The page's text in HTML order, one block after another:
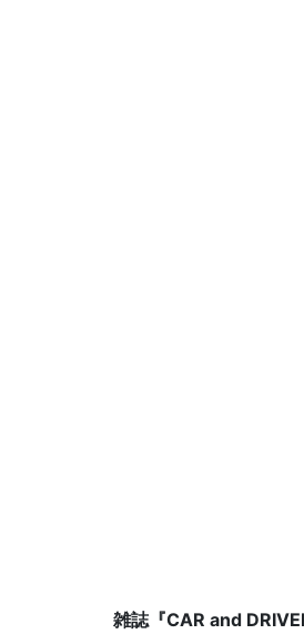
雑誌『CAR and